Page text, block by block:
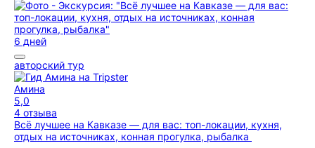
6 дней
авторский тур
Амина
5,0
4 отзыва
Всё лучшее на Кавказе — для вас: топ-локации, кухня,
отдых на источниках, конная прогулка, рыбалка